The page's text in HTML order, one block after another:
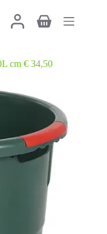
Winkelwagen
cm € 34,50